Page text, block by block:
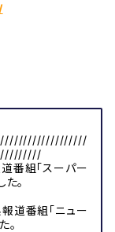
番組「スーパー
。
道番組「ニュー
。